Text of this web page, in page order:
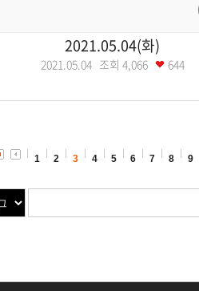
2021.05.04(화)
2021.05.04 조회 4,066 644
1 2 3 4 5 6 7 8 9